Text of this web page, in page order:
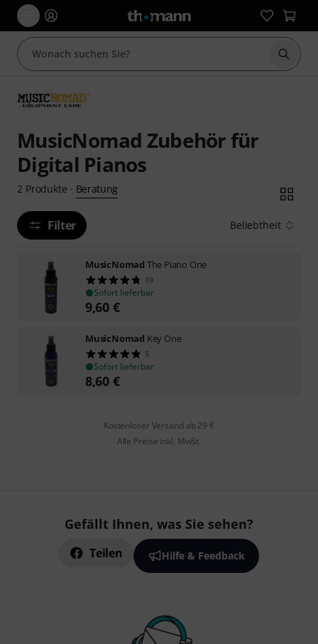
Suche
MusicNomad Zubehör für
Digital Pianos
2 Produkte · Beratung
Filter Beliebtheit
MusicNomad The Piano One
19
Sofort lieferbar
9,60 €
MusicNomad Key One
5
Sofort lieferbar
8,60 €
Kostenloser Versand ab 29 €
Alle Preise inkl. MwSt.
Gefällt Ihnen, was Sie sehen?
Teilen Hilfe & Feedback